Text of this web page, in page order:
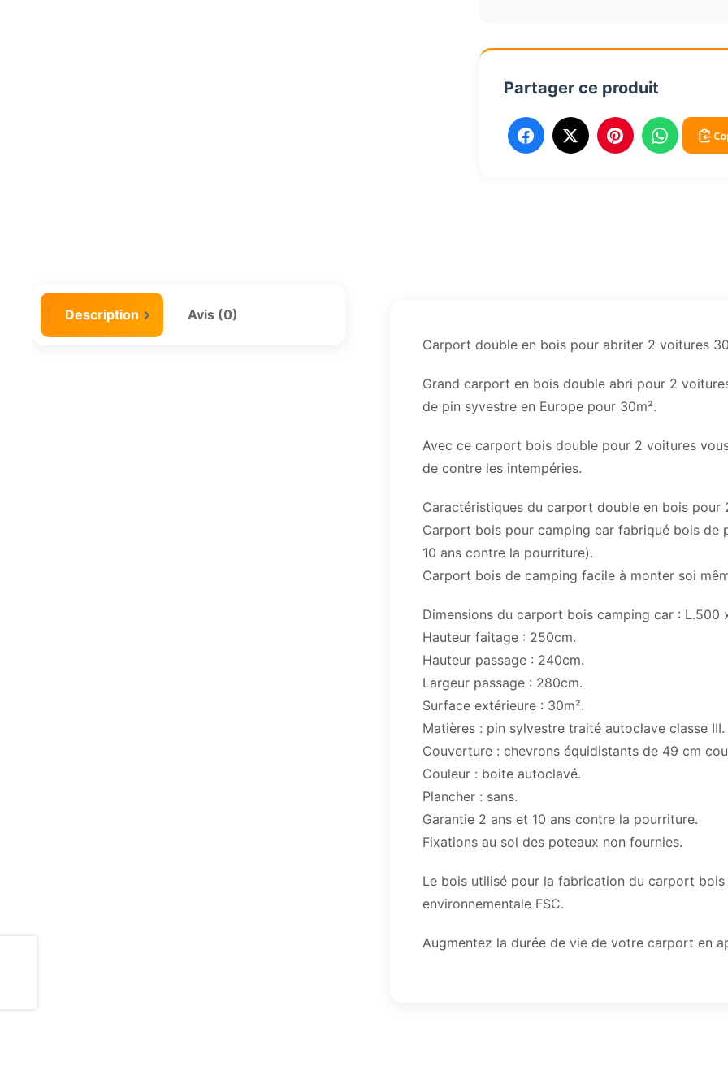
30mc
Partager ce produit
Description
Avis (0)
Carport double en bois pour abriter 2 voitures
Grand carport en bois double abri pour 2
de pin syvestre en Europe pour 30m².
Avec ce carport bois double pour 2 voitures
de contre les intempéries.
Caractéristiques du carport double en bois pour
Carport bois pour camping car fabriqué bois de
10 ans contre la pourriture).
Carport bois de camping facile à monter soi
Dimensions du carport bois camping car : L.500
Hauteur faitage : 250cm.
Hauteur passage : 240cm.
Largeur passage : 280cm.
Surface extérieure : 30m².
Matières : pin sylvestre traité autoclave classe III.
Couverture : chevrons équidistants de 49 cm
Couleur : boite autoclavé.
Plancher : sans.
Garantie 2 ans et 10 ans contre la pourriture.
Fixations au sol des poteaux non fournies.
Le bois utilisé pour la fabrication du carport
environnementale FSC.
Augmentez la durée de vie de votre carport en